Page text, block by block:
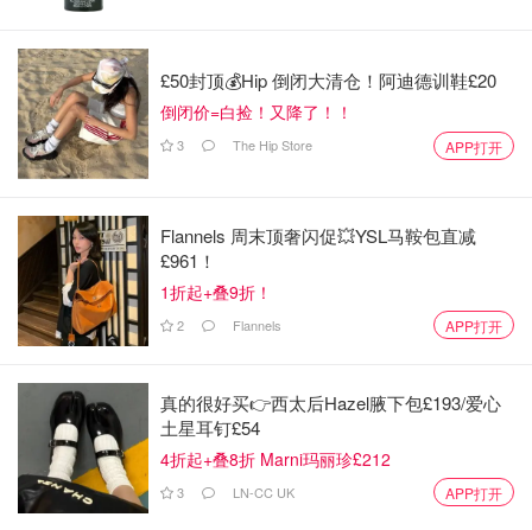
现实困境：不婚人群遗产管理缺位，同居伴侣
财产纠纷频发
在不婚人群遗产管理制度缺位情形下，司法实践中的纠纷也
相应增多。
胡筠悦介绍，不婚人群如有长期生活的同居伴侣容易产生纠
纷，陷入财产困境。比如，共同出资买房买车，财产登记在
一方名下，但实际为共同购置和还贷，分割依据不明。
合作创业股权登记在一人名下，未签署代持协议，导致股权
权属不明。
以上海一起《遗赠抚养协议》纠纷案件为例：
马某与妻子生前育有一子，2011年、2017年，马某的妻
子、未婚未育的独子相继去世，马某独自一人居家。家附近
的水果摊主刘某对他颇为照顾，2017年马某与刘某签订
£50封顶💰Hip 倒闭大清仓！阿迪德训鞋£20
倒闭价=白捡！又降了！！
3 The Hip Store APP打开
Flannels 周末顶奢闪促💥YSL马鞍包直减
£961！
1折起+叠9折！
2 Flannels APP打开
真的很好买👉西太后Hazel腋下包£193/爱心
土星耳钉£54
4折起+叠8折 Marni玛丽珍£212
3 LN-CC UK APP打开